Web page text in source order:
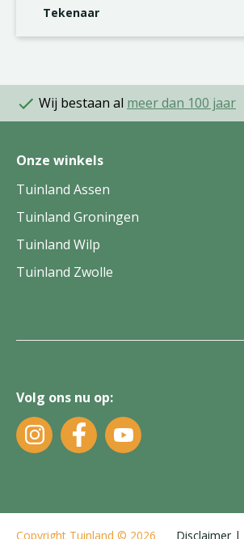
Tekenaar
Wij bestaan al meer dan 100 jaar
Onze winkels
Tuinland Assen
Tuinland Groningen
Tuinland Wilp
Tuinland Zwolle
Volg ons nu op:
Copyright Tuinland © 2026 Disclaimer